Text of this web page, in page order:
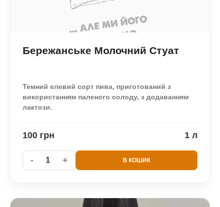
Бережанське Молочний Стуат
Темний елевий сорт пива, приготований з
використанням паленого солоду, з додаванням
лактози.
100 грн 1 л
- 1 + В КОШИК